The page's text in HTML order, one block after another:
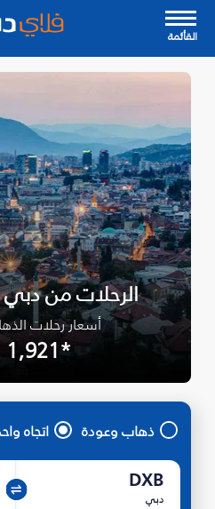
القأئمة
الرحلات من
أسعار رحلات
*AED 1,921
ذهاب وعودة اتجاه
DXB
دبي